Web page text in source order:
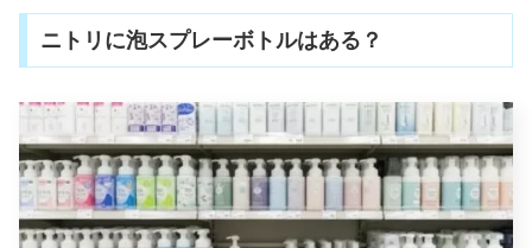
ニトリに泡スプレーボトルはある？